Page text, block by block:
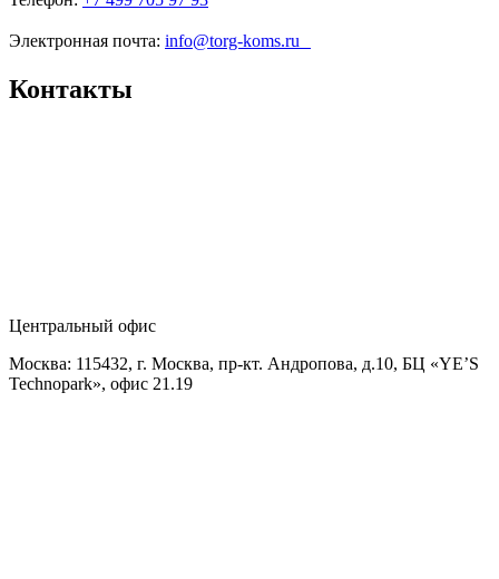
Электронная почта: info@torg-koms.ru
Контакты
Центральный офис
Москва: 115432, г. Москва, пр-кт. Андропова, д.10, БЦ «YE’S
Technopark», офис 21.19